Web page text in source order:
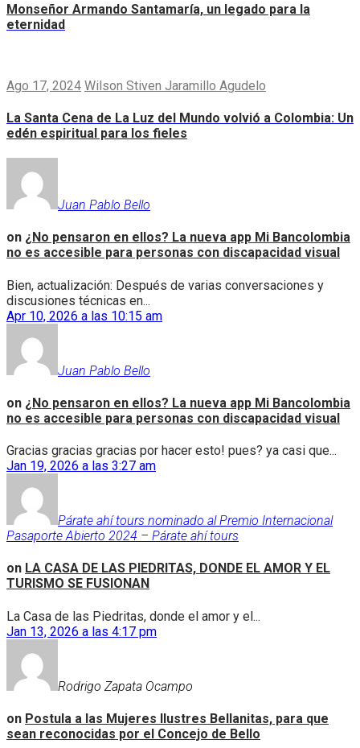
Monseñor Armando Santamaría, un legado para la
eternidad
Ago 17, 2024 Wilson Stiven Jaramillo Agudelo
La Santa Cena de La Luz del Mundo volvió a Colombia: Un
edén espiritual para los fieles
Juan Pablo Bello
on ¿No pensaron en ellos? La nueva app Mi Bancolombia
no es accesible para personas con discapacidad visual
Bien, actualización: Después de varias conversaciones y
discusiones técnicas en...
Apr 10, 2026 a las 10:15 am
Juan Pablo Bello
on ¿No pensaron en ellos? La nueva app Mi Bancolombia
no es accesible para personas con discapacidad visual
Gracias gracias gracias por hacer esto! pues? ya casi que...
Jan 19, 2026 a las 3:27 am
Párate ahí tours nominado al Premio Internacional
Pasaporte Abierto 2024 – Párate ahí tours
on LA CASA DE LAS PIEDRITAS, DONDE EL AMOR Y EL
TURISMO SE FUSIONAN
La Casa de las Piedritas, donde el amor y el...
Jan 13, 2026 a las 4:17 pm
Rodrigo Zapata Ocampo
on Postula a las Mujeres Ilustres Bellanitas, para que
sean reconocidas por el Concejo de Bello